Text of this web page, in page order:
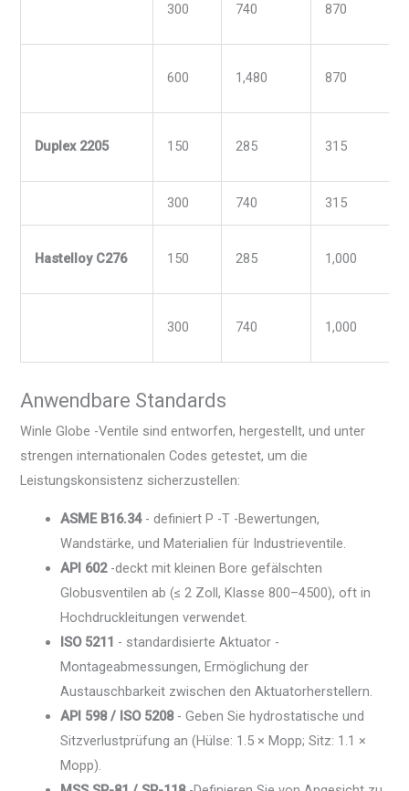
300 740 870
600 1,480 870
Duplex 2205 150 285 315
300 740 315
Hastelloy C276 150 285 1,000
300 740 1,000
Anwendbare Standards
Winle Globe -Ventile sind entworfen, hergestellt, und unter
strengen internationalen Codes getestet, um die
Leistungskonsistenz sicherzustellen:
ASME B16.34- definiert P -T -Bewertungen,
Wandstärke, und Materialien für Industrieventile.
API 602-deckt mit kleinen Bore gefälschten
Globusventilen ab (≤ 2 Zoll, Klasse 800–4500), oft in
Hochdruckleitungen verwendet.
ISO 5211 - standardisierte Aktuator -
Montageabmessungen, Ermöglichung der
Austauschbarkeit zwischen den Aktuatorherstellern.
API 598 / ISO 5208- Geben Sie hydrostatische und
Sitzverlustprüfung an (Hülse: 1.5 × Mopp; Sitz: 1.1 ×
Mopp).